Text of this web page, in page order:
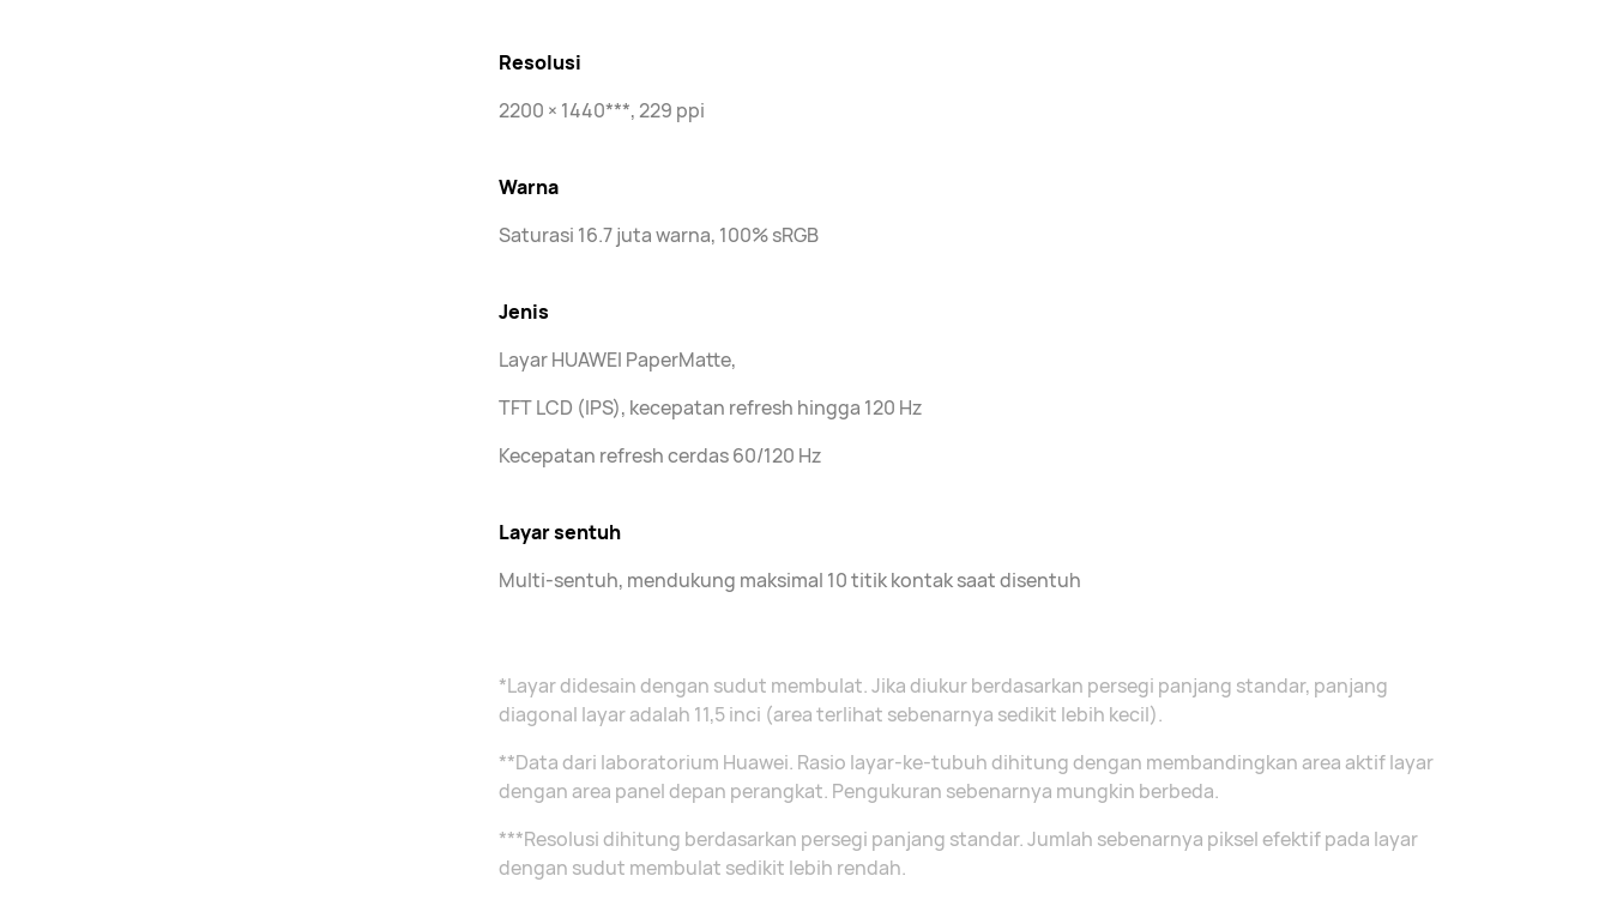
Resolusi
2200 × 1440***, 229 ppi
Warna
Saturasi 16.7 juta warna, 100% sRGB
Jenis
Layar HUAWEI PaperMatte,
TFT LCD (IPS), kecepatan refresh hingga 120 Hz
Kecepatan refresh cerdas 60/120 Hz
Layar sentuh
Multi-sentuh, mendukung maksimal 10 titik kontak saat disentuh
*Layar didesain dengan sudut membulat. Jika diukur berdasarkan persegi panjang standar, panjang
diagonal layar adalah 11,5 inci (area terlihat sebenarnya sedikit lebih kecil).
**Data dari laboratorium Huawei. Rasio layar-ke-tubuh dihitung dengan membandingkan area aktif layar
dengan area panel depan perangkat. Pengukuran sebenarnya mungkin berbeda.
***Resolusi dihitung berdasarkan persegi panjang standar. Jumlah sebenarnya piksel efektif pada layar
dengan sudut membulat sedikit lebih rendah.